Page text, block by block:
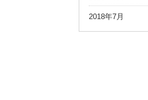
2018年7月